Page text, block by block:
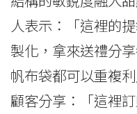
人表示：「這裡的
製化，拿來送禮分
帆布袋都可以重複
顧客分享：「這裡